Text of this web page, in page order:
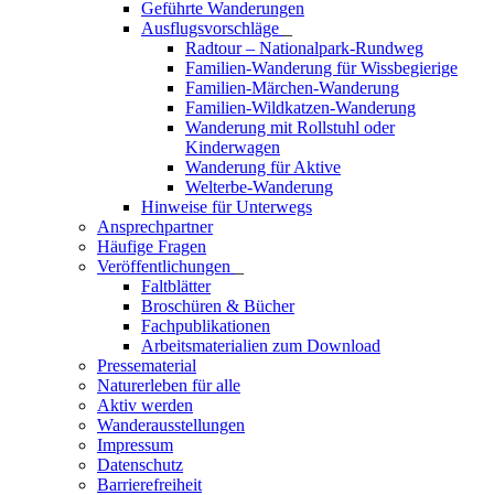
Geführte Wanderungen
Ausflugsvorschläge
Radtour – Nationalpark-Rundweg
Familien-Wanderung für Wissbegierige
Familien-Märchen-Wanderung
Familien-Wildkatzen-Wanderung
Wanderung mit Rollstuhl oder
Kinderwagen
Wanderung für Aktive
Welterbe-Wanderung
Hinweise für Unterwegs
Ansprechpartner
Häufige Fragen
Veröffentlichungen
Faltblätter
Broschüren & Bücher
Fachpublikationen
Arbeitsmaterialien zum Download
Pressematerial
Naturerleben für alle
Aktiv werden
Wanderausstellungen
Impressum
Datenschutz
Barrierefreiheit